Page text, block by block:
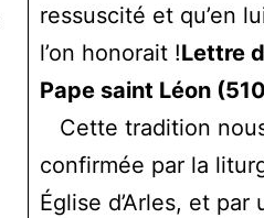
ressuscité et qu’en
l’on honorait !Lettre
Pape saint Léon
Cette tradition
confirmée par la
Église d’Arles, et